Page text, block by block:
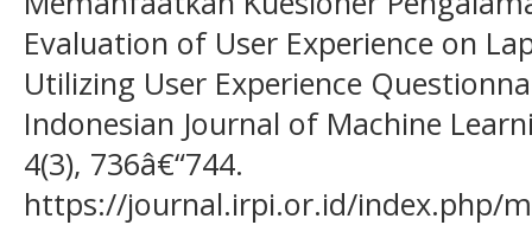
Evaluation of User Experience on
Utilizing User Experience
Indonesian Journal of Machine
4(3), 736â€“744.
https://journal.irpi.or.id/index.php/